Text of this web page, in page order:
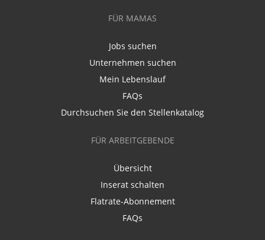
FÜR MAMAS
Jobs suchen
Unternehmen suchen
Mein Lebenslauf
FAQs
Durchsuchen Sie den Stellenkatalog
FÜR ARBEITGEBENDE
Übersicht
Inserat schalten
Flatrate-Abonnement
FAQs